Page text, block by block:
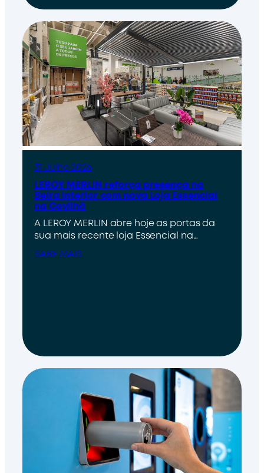
31 Julho 2026
LEROY MERLIN reforça presença na
Beira Interior com nova Loja Essencial
na Covilhã
A LEROY MERLIN abre hoje as portas da
sua mais recente loja Essencial na…
SABE MAIS